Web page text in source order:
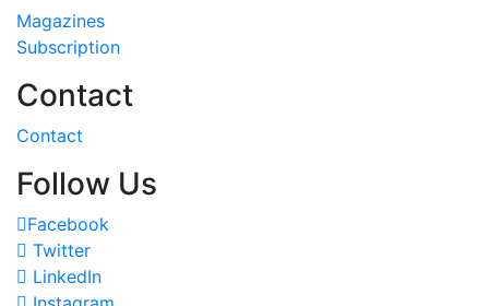
Magazines
Subscription
Contact
Contact
Follow Us
Facebook
Twitter
LinkedIn